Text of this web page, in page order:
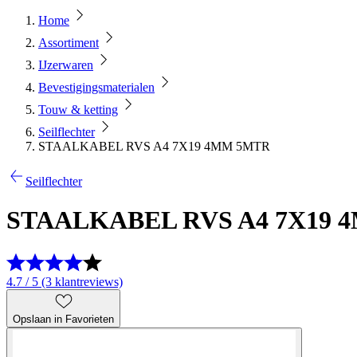
Home
Assortiment
IJzerwaren
Bevestigingsmaterialen
Touw & ketting
Seilflechter
STAALKABEL RVS A4 7X19 4MM 5MTR
Seilflechter
STAALKABEL RVS A4 7X19
4.7 / 5 (3 klantreviews)
Opslaan in Favorieten